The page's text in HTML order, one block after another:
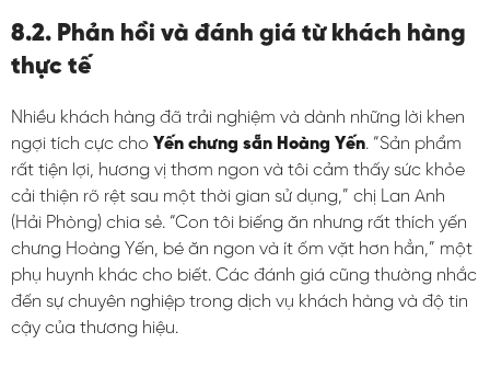
8.2. Phản hồi và đánh giá từ khách hàng
thực tế
Nhiều khách hàng đã trải nghiệm và dành những lời khen
ngợi tích cực cho Yến chưng sẵn Hoàng Yến. “Sản phẩm
rất tiện lợi, hương vị thơm ngon và tôi cảm thấy sức khỏe
cải thiện rõ rệt sau một thời gian sử dụng,” chị Lan Anh
(Hải Phòng) chia sẻ. “Con tôi biếng ăn nhưng rất thích yến
chưng Hoàng Yến, bé ăn ngon và ít ốm vặt hơn hẳn,” một
phụ huynh khác cho biết. Các đánh giá cũng thường nhắc
đến sự chuyên nghiệp trong dịch vụ khách hàng và độ tin
cậy của thương hiệu.